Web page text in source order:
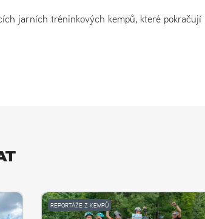
jarních tréninkových kempů, které
REPORTÁŽE Z KEMPŮ